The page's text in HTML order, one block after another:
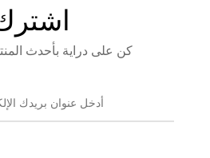
كن على دراية بأحدث